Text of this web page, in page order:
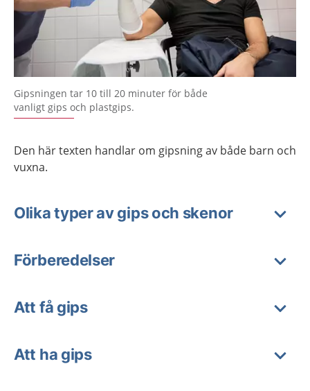
Gipsningen tar 10 till 20 minuter för både
vanligt gips och plastgips.
Den här texten handlar om gipsning av både barn och
vuxna.
Olika typer av gips och skenor
Förberedelser
Att få gips
Att ha gips